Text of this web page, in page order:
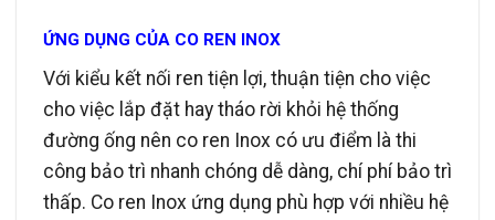
ỨNG DỤNG CỦA CO REN INOX
Với kiểu kết nối ren tiện lợi, thuận tiện cho việc
cho việc lắp đặt hay tháo rời khỏi hệ thống
đường ống nên co ren Inox có ưu điểm là thi
công bảo trì nhanh chóng dễ dàng, chí phí bảo trì
thấp. Co ren Inox ứng dụng phù hợp với nhiều hệ